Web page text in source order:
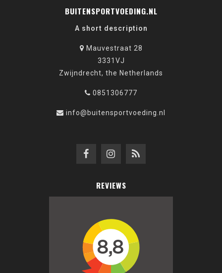
BUITENSPORTVOEDING.NL
A short description
Mauvestraat 28
3331VJ
Zwijndrecht, the Netherlands
0851306777
info@buitensportvoeding.nl
REVIEWS